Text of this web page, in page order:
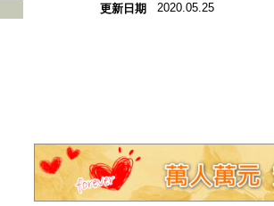
更新日期 2020.05.25